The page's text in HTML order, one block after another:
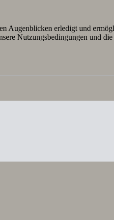
Augenblicken erledigt und
Nutzungsbedingungen und